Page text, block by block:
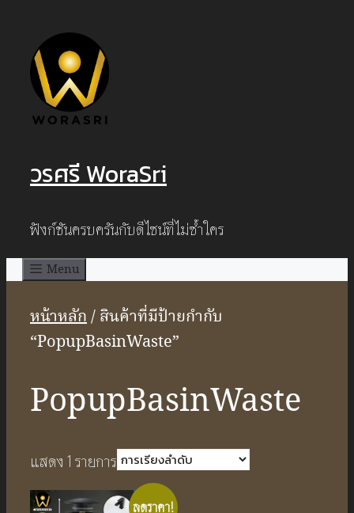
content
วรศรี WoraSri
ฟังก์ชันครบครันกับดีไซน์ที่ไม่ซ้ำใคร
Menu
หน้าหลัก/ สินค้าที่มีป้ายกำกับ
“PopupBasinWaste”
PopupBasinWaste
แสดง 1 รายการ
ลดราคา!